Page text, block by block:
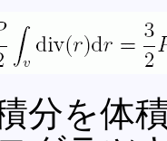
分を体